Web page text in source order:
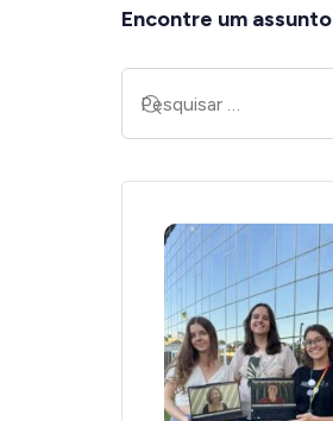
Encontre um assunto